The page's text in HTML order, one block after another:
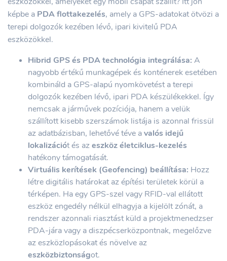
képbe a PDA flottakezelés, amely a GPS-adatokat ötvözi a
terepi dolgozók kezében lévő, ipari kivitelű PDA
eszközökkel.
Hibrid GPS és PDA technológia integrálása: A
nagyobb értékű munkagépek és konténerek esetében
kombináld a GPS-alapú nyomkövetést a terepi
dolgozók kezében lévő, ipari PDA készülékekkel. Így
nemcsak a járművek pozíciója, hanem a velük
szállított kisebb szerszámok listája is azonnal frissül
az adatbázisban, lehetővé téve avalós idejű
lokalizációt és azeszköz életciklus-kezelés
hatékony támogatását.
Virtuális kerítések (Geofencing) beállítása: Hozz
létre digitális határokat az építési területek körül a
térképen. Ha egy GPS-szel vagy RFID-val ellátott
eszköz engedély nélkül elhagyja a kijelölt zónát, a
rendszer azonnali riasztást küld a projektmenedzser
PDA-jára vagy a diszpécserközpontnak, megelőzve
az eszközlopásokat és növelve az
eszközbiztonságot.